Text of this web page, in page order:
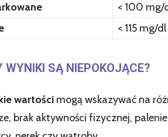
< 100 mg/
< 115 mg/
WYNIKI SĄ NIEPOKOJĄCE?
wartości mogą wskazywać na
brak aktywności fizycznej,